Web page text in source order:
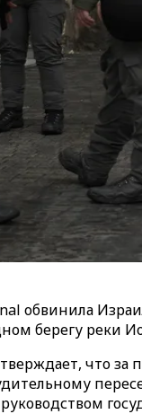
обвинила
берегу реки
что